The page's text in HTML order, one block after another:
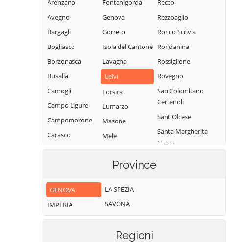
Arenzano
Avegno
Bargagli
Bogliasco
Borzonasca
Busalla
Camogli
Campo Ligure
Campomorone
Carasco
Casarza Ligure
Chiavarese
Ceranesi
Chiavari
Fontanigorda
Genova
Gorreto
Isola del Cantone
Lavagna
Leivi
Lorsica
Lumarzo
Masone
Mele
Mezzanego
Mignanego
Moneglia
Montebruno
Recco
Rezzoaglio
Ronco Scrivia
Rondanina
Rossiglione
Rovegno
San Colombano
Certenoli
Sant'Olcese
Santa Margherita
Ligure
Province
GENOVA
IMPERIA
LA SPEZIA
SAVONA
Regioni